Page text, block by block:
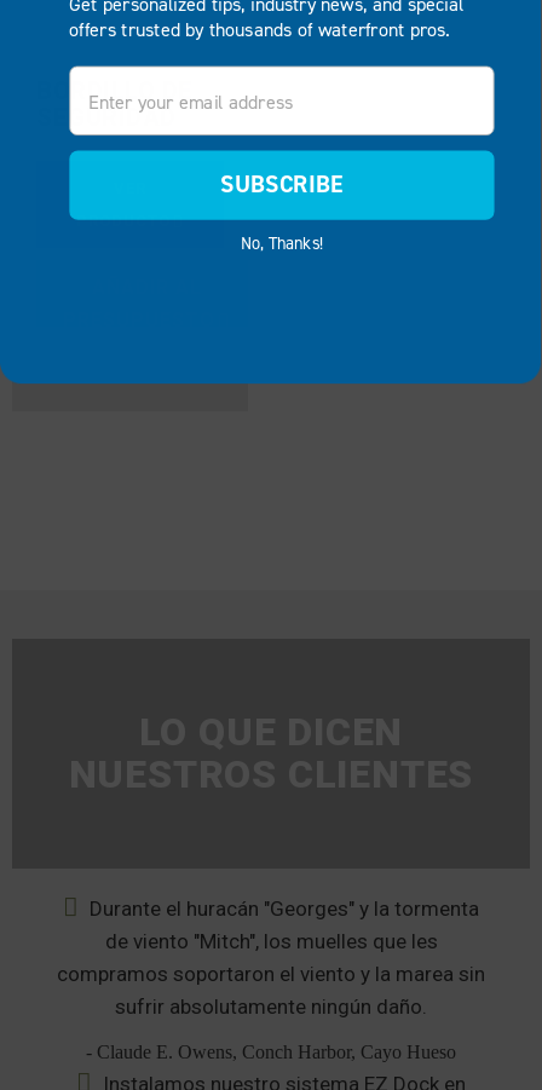
BORDILLO DE
SEGURIDAD
PRODUCTO
Durante el huracán "Georges" y la tormenta
de viento "Mitch", los muelles que les
compramos soportaron el viento y la marea sin
sufrir absolutamente ningún daño.
- Claude E. Owens, Conch Harbor, Cayo Hueso
Instalamos nuestro sistema EZ Dock en
offers trusted by thousands of waterfront pros.
Email
SUBSCRIBE
No, Thanks!